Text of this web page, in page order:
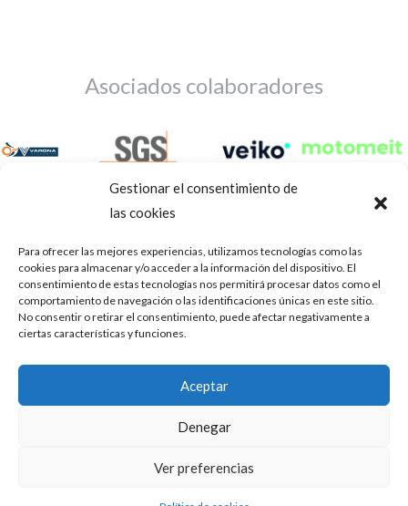
Gestionar el consentimiento de
las cookies
Para ofrecer las mejores experiencias, utilizamos tecnologías como las
cookies para almacenar y/o acceder a la información del dispositivo. El
consentimiento de estas tecnologías nos permitirá procesar datos como el
comportamiento de navegación o las identificaciones únicas en este sitio.
No consentir o retirar el consentimiento, puede afectar negativamente a
ciertas características y funciones.
Aceptar
Denegar
Ver preferencias
Asociados colaboradores
Aviso Legal Política de privacidad Portal de transparencia
ASOCIACIÓN DE TALLERES DE REPARACIÓN DE
AUTOMÓVILES • CIF: G14023832
Mediación, Arbitraje y Conciliación, de la Consejería de Empleo
Puedes aprender más sobre qué cookies utilizamos o